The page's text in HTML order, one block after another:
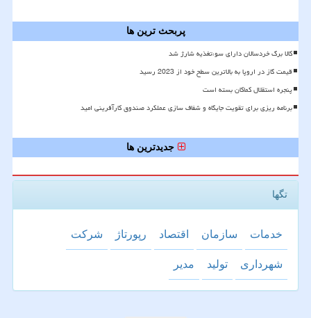
پربحث ترین ها
کالا برگ خردسالان دارای سوءتغذیه شارژ شد
قیمت گاز در اروپا به بالاترین سطح خود از 2023 رسید
پنجره استقلال کماکان بسته است
برنامه ریزی برای تقویت جایگاه و شفاف سازی عملکرد صندوق کارآفرینی امید
جدیدترین ها
تگها
خدمات سازمان اقتصاد رپورتاژ شركت
شهرداری تولید مدیر